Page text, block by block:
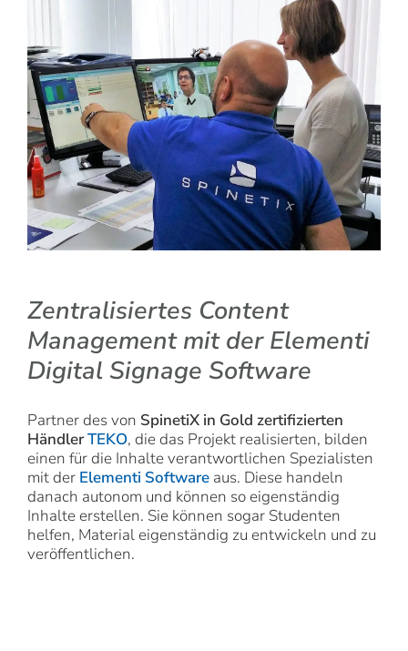
Zentralisiertes Content
Management mit der Elementi
Digital Signage Software
Partner des von SpinetiX in Gold zertifizierten
HändlerTEKO, die das Projekt realisierten, bilden
einen für die Inhalte verantwortlichen Spezialisten
mit der Elementi Software aus. Diese handeln
danach autonom und können so eigenständig
Inhalte erstellen. Sie können sogar Studenten
helfen, Material eigenständig zu entwickeln und zu
veröffentlichen.